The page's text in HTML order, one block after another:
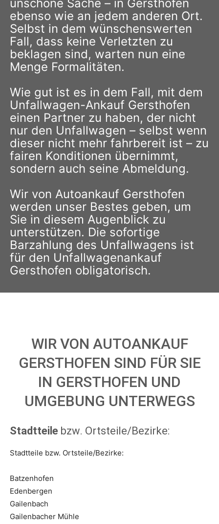
unschöne Sache – in Gersthofen
ebenso wie an jedem anderen Ort.
Selbst in dem wünschenswerten
Fall, dass keine Verletzten zu
beklagen sind, warten nun eine
Menge Formalitäten.
Wie gut ist es in dem Fall, mit dem
Unfallwagen-Ankauf Gersthofen
einen Partner zu haben, der nicht
nur den Unfallwagen – selbst wenn
dieser nicht mehr fahrbereit ist – zu
fairen Konditionen übernimmt,
sondern auch seine Abmeldung.
Wir von Autoankauf Gersthofen
werden unser Bestes geben, um
Sie in diesem Augenblick zu
unterstützen. Die sofortige
Barzahlung des Unfallwagens ist
für den Unfallwagenankauf
Gersthofen obligatorisch.
WIR VON AUTOANKAUF
GERSTHOFEN SIND FÜR SIE
IN GERSTHOFEN UND
UMGEBUNG UNTERWEGS
Stadtteile bzw. Ortsteile/Bezirke:
Stadtteile bzw. Ortsteile/Bezirke:
Batzenhofen
Edenbergen
Gailenbach
Gailenbacher Mühle